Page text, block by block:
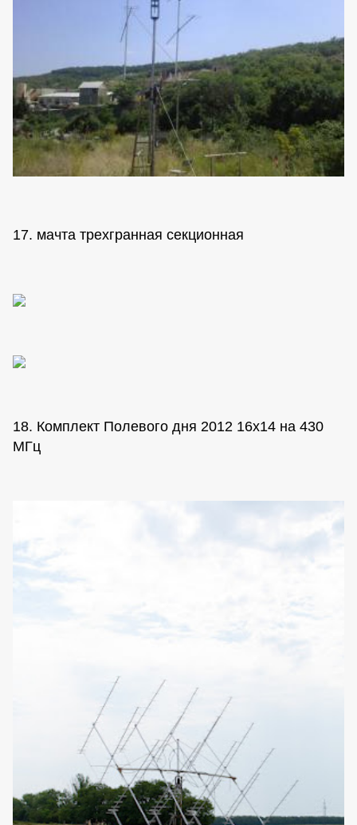
17. мачта трехгранная секционная
18. Комплект Полевого дня 2012 16х14 на 430
МГц